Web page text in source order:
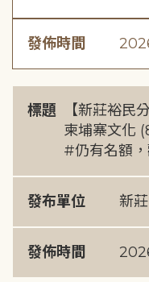
發佈時間
標題
【新莊裕民
柬埔寨文化
#仍有名額，
發布單位 新
發佈時間